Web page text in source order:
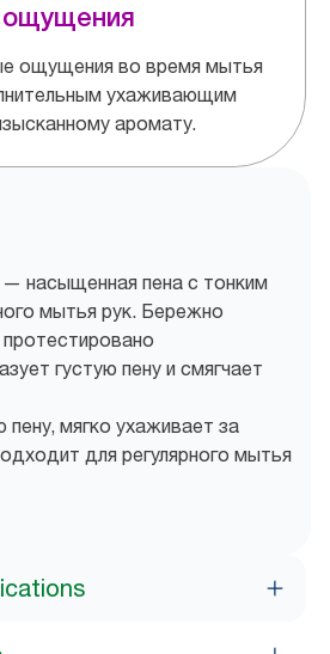
ощущения во время мытья
ухаживающим
аромату.
насыщенная пена с тонким
мытья рук. Бережно
густую пену и смягчает
пену, мягко ухаживает за
для регулярного мытья